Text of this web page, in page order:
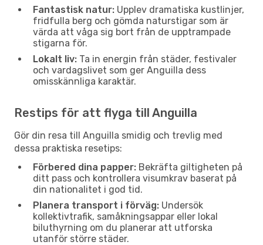
Fantastisk natur: Upplev dramatiska kustlinjer,
fridfulla berg och gömda naturstigar som är
värda att våga sig bort från de upptrampade
stigarna för.
Lokalt liv: Ta in energin från städer, festivaler
och vardagslivet som ger Anguilla dess
omisskännliga karaktär.
Restips för att flyga till Anguilla
Gör din resa till Anguilla smidig och trevlig med
dessa praktiska resetips:
Förbered dina papper: Bekräfta giltigheten på
ditt pass och kontrollera visumkrav baserat på
din nationalitet i god tid.
Planera transport i förväg: Undersök
kollektivtrafik, samåkningsappar eller lokal
biluthyrning om du planerar att utforska
utanför större städer.